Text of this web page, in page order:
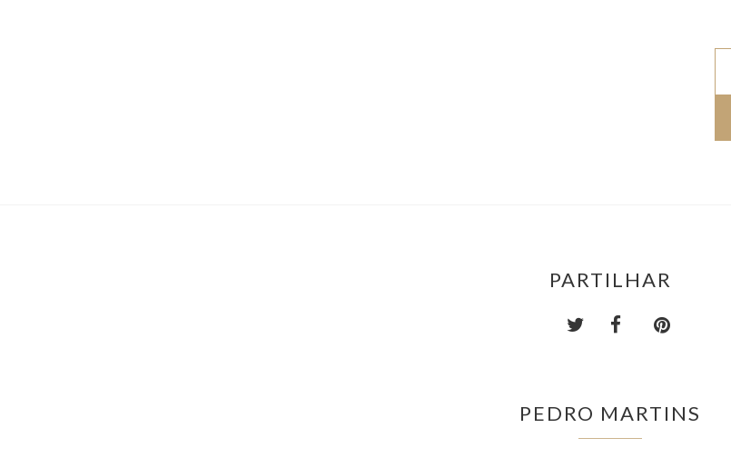
PARTILHAR
PEDRO MARTINS